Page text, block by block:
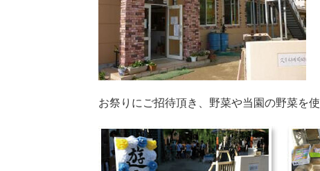
お祭りにご招待頂き、野菜や当園の野菜を